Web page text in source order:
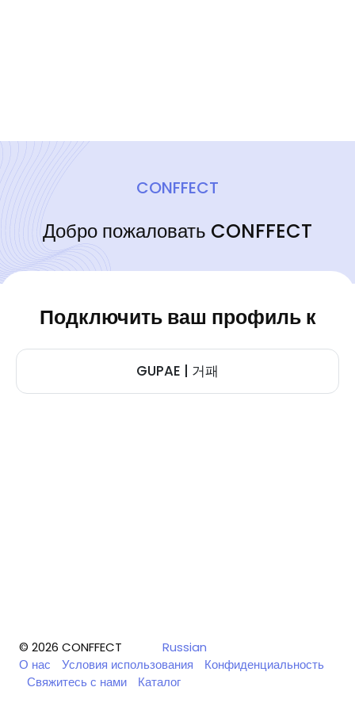
CONFFECT
Добро пожаловать CONFFECT
Подключить ваш профиль к
GUPAE | 거패
© 2026 CONFFECT
Russian
О нас
Условия использования
Конфиденциальность
Свяжитесь с нами
Каталог